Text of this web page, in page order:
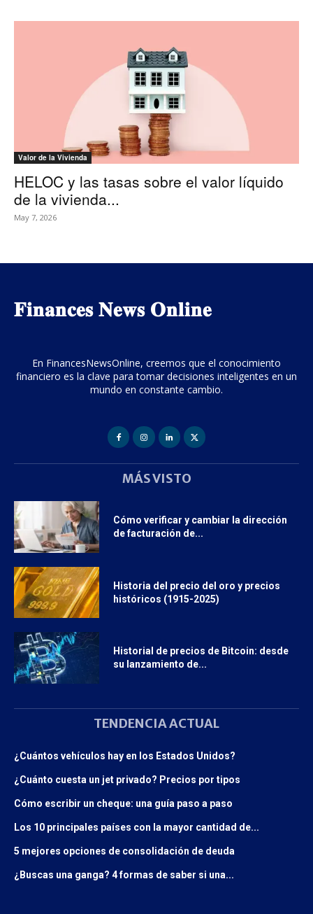
Valor de la Vivienda
HELOC y las tasas sobre el valor líquido
de la vivienda...
May 7, 2026
𝐅𝐢𝐧𝐚𝐧𝐜𝐞𝐬 𝐍𝐞𝐰𝐬 𝐎𝐧𝐥𝐢𝐧𝐞
En FinancesNewsOnline, creemos que el conocimiento
financiero es la clave para tomar decisiones inteligentes en un
mundo en constante cambio.
MÁS VISTO
Cómo verificar y cambiar la dirección
de facturación de...
Historia del precio del oro y precios
históricos (1915-2025)
Historial de precios de Bitcoin: desde
su lanzamiento de...
TENDENCIA ACTUAL
¿Cuántos vehículos hay en los Estados Unidos?
¿Cuánto cuesta un jet privado? Precios por tipos
Cómo escribir un cheque: una guía paso a paso
Los 10 principales países con la mayor cantidad de...
5 mejores opciones de consolidación de deuda
¿Buscas una ganga? 4 formas de saber si una...